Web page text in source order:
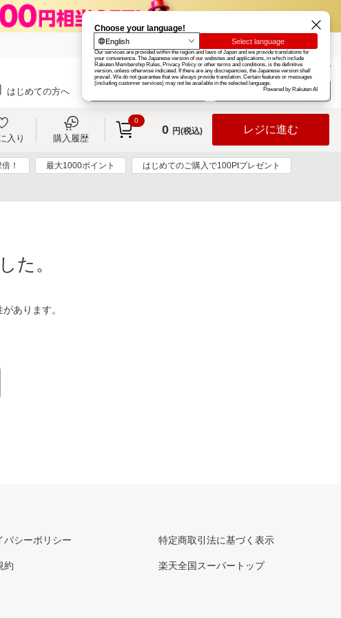
楽天グループ カード
お知らせ ヘルプ
はじめての方へ ログイン
入り 購入履歴
0
0 円(税込) レジに進む
！ 最大1000ポイント はじめてのご購入で100Ptプレゼント
た。
あります。
バシーポリシー
約
特定商取引法に基づく表示
楽天全国スーパートップ